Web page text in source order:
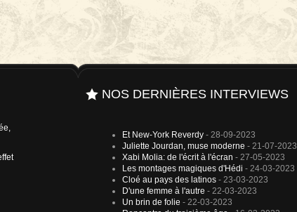
NOS DERNIÈRES INTERVIEWS
Et New-York Reverdy - 28-09-2023
Juliette Jourdan, muse moderne - 21-07-2023
Xabi Molia: de l'écrit à l'écran - 27-05-2023
Les montages magiques d'Hédi - 24-03-2023
Cloé au pays des latinos - 23-03-2023
D'une femme à l'autre - 22-03-2023
Un brin de folie - 22-03-2023